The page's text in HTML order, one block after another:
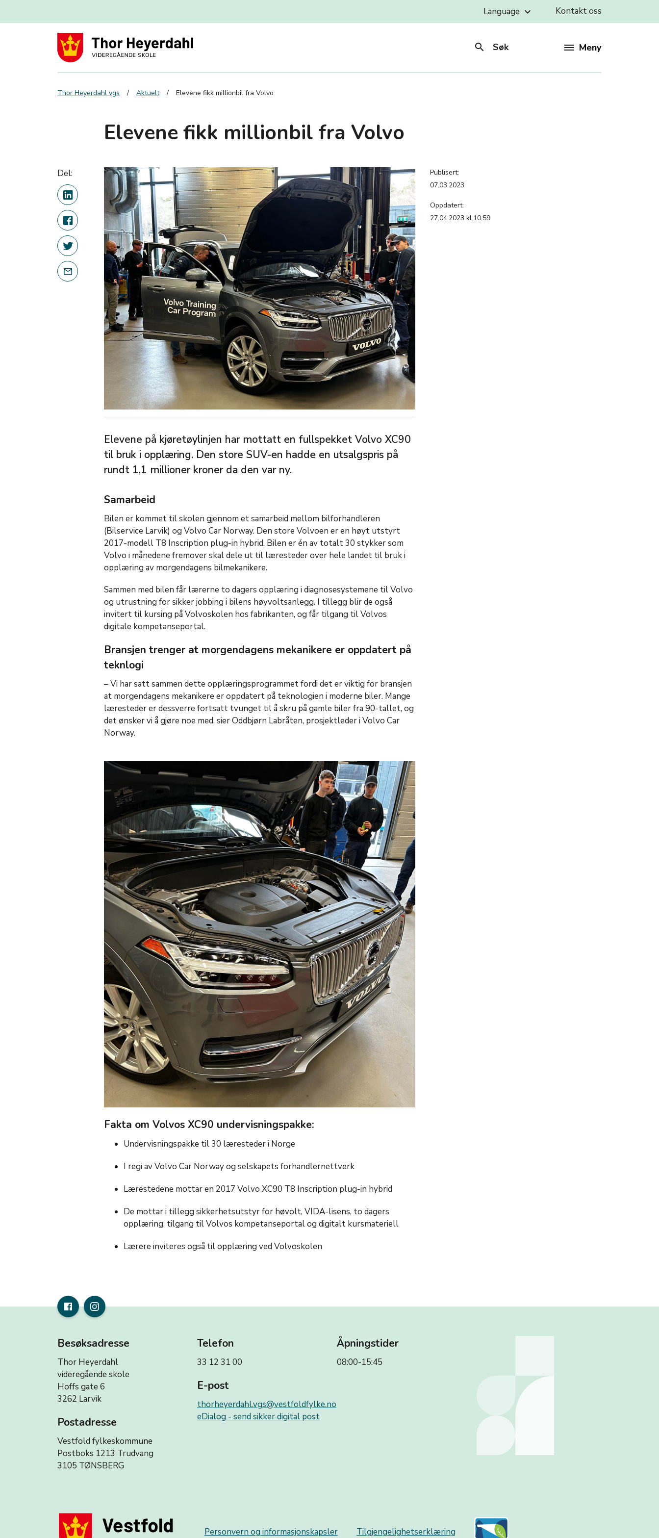
Language keyboard_arrow_down Kontakt oss
search Søk Meny
Thor Heyerdahl vgs Aktuelt Elevene fikk millionbil fra Volvo
Elevene fikk millionbil fra Volvo
Del:
Publisert:
07.03.2023
Oppdatert:
27.04.2023 kl.10:59
Elevene på kjøretøylinjen har mottatt en fullspekket Volvo XC90
til bruk i opplæring. Den store SUV-en hadde en utsalgspris på
rundt 1,1 millioner kroner da den var ny.
Samarbeid
Bilen er kommet til skolen gjennom et samarbeid mellom bilforhandleren
(Bilservice Larvik) og Volvo Car Norway. Den store Volvoen er en høyt utstyrt
2017-modell T8 Inscription plug-in hybrid. Bilen er én av totalt 30 stykker som
Volvo i månedene fremover skal dele ut til læresteder over hele landet til bruk i
opplæring av morgendagens bilmekanikere.
Sammen med bilen får lærerne to dagers opplæring i diagnosesystemene til Volvo
og utrustning for sikker jobbing i bilens høyvoltsanlegg. I tillegg blir de også
invitert til kursing på Volvoskolen hos fabrikanten, og får tilgang til Volvos
digitale kompetanseportal.
Bransjen trenger at morgendagens mekanikere er oppdatert på
teknlogi
– Vi har satt sammen dette opplæringsprogrammet fordi det er viktig for bransjen
at morgendagens mekanikere er oppdatert på teknologien i moderne biler. Mange
læresteder er dessverre fortsatt tvunget til å skru på gamle biler fra 90-tallet, og
det ønsker vi å gjøre noe med, sier Oddbjørn Labråten, prosjektleder i Volvo Car
Norway.
Fakta om Volvos XC90 undervisningspakke:
Undervisningspakke til 30 læresteder i Norge
I regi av Volvo Car Norway og selskapets forhandlernettverk
Lærestedene mottar en 2017 Volvo XC90 T8 Inscription plug-in hybrid
De mottar i tillegg sikkerhetsutstyr for høvolt, VIDA-lisens, to dagers
opplæring, tilgang til Volvos kompetanseportal og digitalt kursmateriell
Lærere inviteres også til opplæring ved Volvoskolen
Besøksadresse
Thor Heyerdahl
videregående skole
Hoffs gate 6
3262 Larvik
Postadresse
Vestfold fylkeskommune
Postboks 1213 Trudvang
3105 TØNSBERG
Telefon
33 12 31 00
E-post
thorheyerdahl.vgs@vestfoldfylke.no
eDialog - send sikker digital post
Åpningstider
08:00-15:45
Personvern og informasjonskapsler Tilgjengelighetserklæring